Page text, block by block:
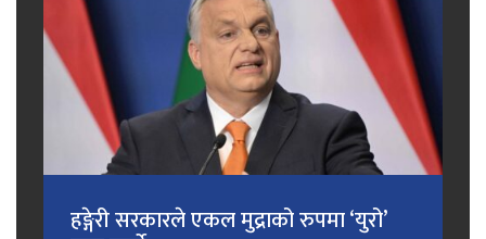
हङ्गेरी सरकारले एकल मुद्राको रुपमा ‘युरो’